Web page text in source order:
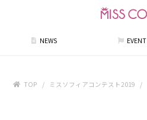
NEWS EVENT
TOP ミスソフィアコンテスト2019